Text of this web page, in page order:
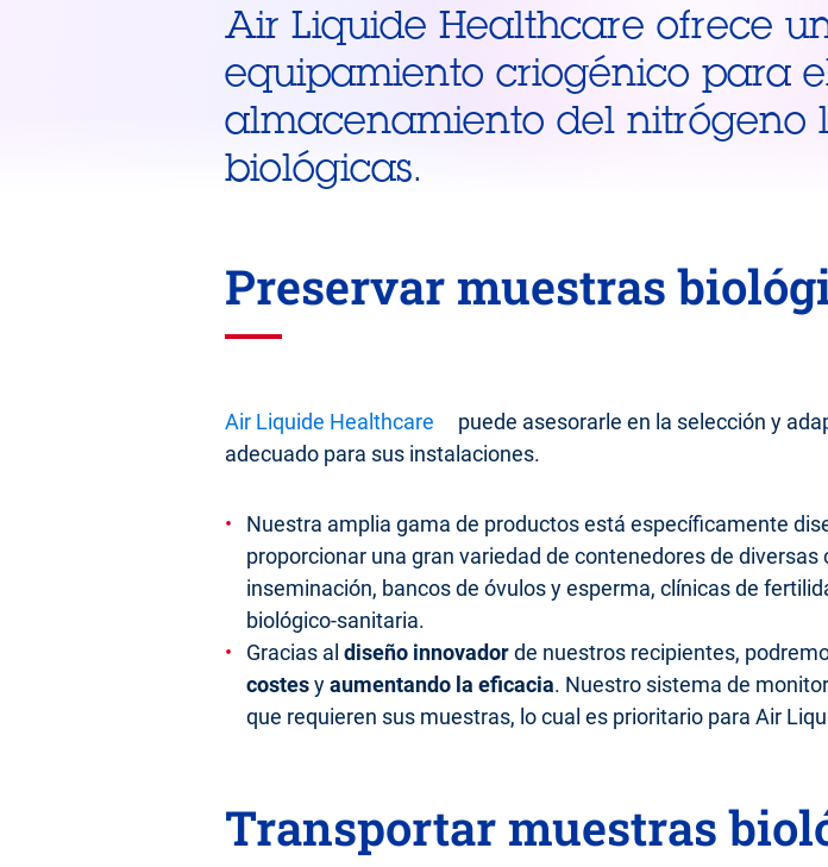
Air Liquide Healthcare ofrece
equipamiento criogénico para
almacenamiento del nitrógeno
biológicas.
Preservar muestras
Air Liquide Healthcare puede asesorarle en la selección y
adecuado para sus instalaciones.
Nuestra amplia gama de productos está específicamente
proporcionar una gran variedad de contenedores de
inseminación, bancos de óvulos y esperma, clínicas de
biológico-sanitaria.
Gracias al diseño innovadorde nuestros recipientes,
costesyaumentando la eficacia. Nuestro sistema de
que requieren sus muestras, lo cual es prioritario para Air
Transportar muestras